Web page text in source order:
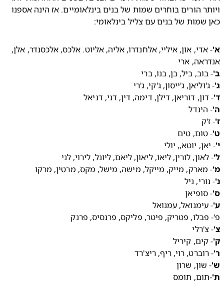
ויותר הורים בוחרים שמות של בנים בינלאומיים. אז הינה אספנו
שמות של בנים עם צליל בינלאומי:
ארי
ביל, בן, בנו, ברי
ג'ייסון, ג'קי, ג'רי
דוריאן, דילן, דימה, דין, דני, דניאל
טום, טים
יוטא,, יולי
לורין, ליאו, ליאון, ליאם, ליונל, לירוי, לני
מארק, מייק, מייקל, מישה, מישל, מקס, מרטין, מרקו
ניל
- עימנואל, עמנואל
פטריק, פיטר, פליקס, פרנסיס, פרנק
קיריל
רוי, ריף, ריצ'רד
שון, שרון
תומס